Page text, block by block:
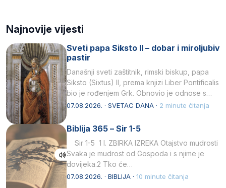
Najnovije vijesti
Sveti papa Siksto II – dobar i miroljubiv
pastir
Današnji sveti zaštitnik, rimski biskup, papa
Siksto (Sixtus) II, prema knjizi Liber Pontificalis
bio je rođenjem Grk. Obnovio je odnose s
afričkim…
07.08.2026. · SVETAC DANA · 2 minute čitanja
Biblija 365 – Sir 1-5
Sir 1-5 1 I. ZBIRKA IZREKA Otajstvo mudrosti
Svaka je mudrost od Gospoda i s njime je
dovijeka.2 Tko će…
07.08.2026. · BIBLIJA · 10 minute čitanja